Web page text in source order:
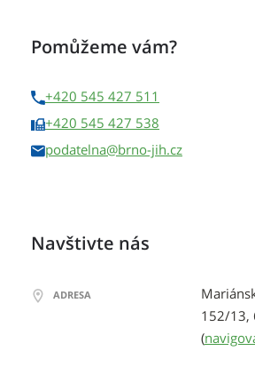
Pomůžeme vám?
+420 545 427 511
+420 545 427 538
podatelna
Navštivte nás
ADRESA
152/13,
(